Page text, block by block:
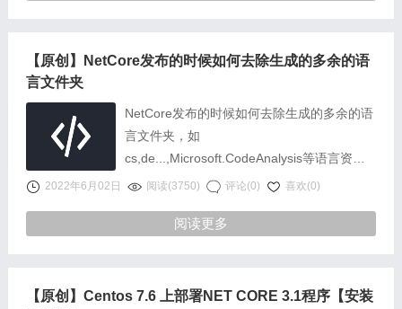
【原创】NetCore发布的时候如何去除生成的多余的语
言文件夹
NetCore发布的时候如何去除生成的多余的语
言文件夹，如
cs,de...,Microsoft.CodeAnalysis等语言资源
文件问题：NetCore发布出来的publish目录一
2022年6月02日 阅读(3750) 评论(0) 喜欢(0)
阅读更多
【原创】Centos 7.6 上部署NET CORE 3.1程序【安装